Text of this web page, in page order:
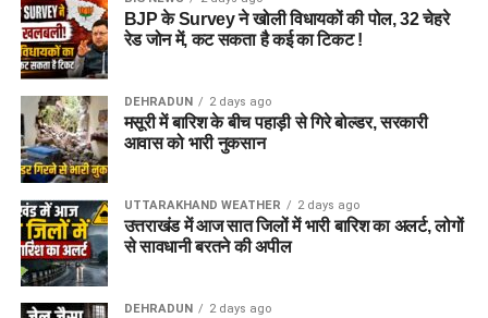
जमीन की तलाश की जा रही है। अधिकारियों को उम्मीद है कि हरिद्वार में
इसके लिए उपयुक्त जमीन मिल सकती है।
इसके अलावा उत्तरकाशी जिले के चिन्यालीसौड़ में भी एक जमीन को लेकर
संभावनाएं देखी जा रही हैं। विभाग यह जांच कर रहा है कि वहां की जमीन
और परिस्थितियां आलंबन गांव के निर्माण के लिए उपयुक्त हैं या नहीं।
महिलाओं और बच्चों को मिलेगा नया जीवन
आलंबन गांव की यह योजना सिर्फ एक नया भवन या परिसर तैयार करने की
कवायद नहीं है, बल्कि नारी निकेतन में रहने वाली महिलाओं और बच्चों के
प्रति सोच में बदलाव की कोशिश भी है।
BJP के Survey ने खोली विधायकों की पोल, 32 चेहरे
रेड जोन में, कट सकता है कई का टिकट !
DEHRADUN 2 days ago
मसूरी में बारिश के बीच पहाड़ी से गिरे बोल्डर, सरकारी
आवास को भारी नुकसान
UTTARAKHAND WEATHER 2 days ago
उत्तराखंड में आज सात जिलों में भारी बारिश का अलर्ट, लोगों
से सावधानी बरतने की अपील
DEHRADUN 2 days ago